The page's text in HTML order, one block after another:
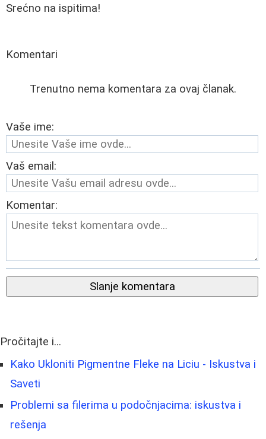
Srećno na ispitima!
Komentari
Trenutno nema komentara za ovaj članak.
Vaše ime:
Vaš email:
Komentar:
Slanje komentara
Pročitajte i...
Kako Ukloniti Pigmentne Fleke na Liciu - Iskustva i
Saveti
Problemi sa filerima u podočnjacima: iskustva i
rešenja